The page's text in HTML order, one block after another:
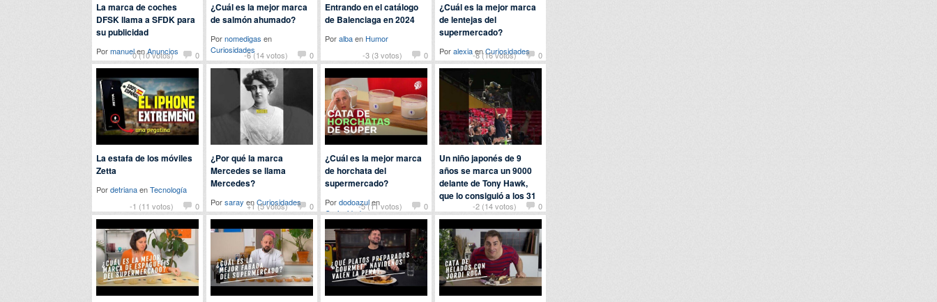
0 (10 votos) 0
La marca de coches
DFSK llama a SFDK para
su publicidad
PormanuelenAnuncios -6 (14 votos) 0
¿Cuál es la mejor marca
de salmón ahumado?
Pornomedigas en
Curiosidades
-3 (3 votos) 0
Entrando en el catálogo
de Balenciaga en 2024
Poralbaen Humor
-8 (16 votos)
0
¿Cuál es la mejor marca
de lentejas del
supermercado?
PoralexiaenCuriosidades
-1 (11 votos) 0
La estafa de los móviles
Zetta
PordetrianaenTecnología
+1 (5 votos)
0
¿Por qué la marca
Mercedes se llama
Mercedes?
Porsaray enCuriosidades -5 (11 votos) 0
¿Cuál es la mejor marca
de horchata del
supermercado?
Pordodoazulen
Curiosidades
-2 (14 votos) 0
Un niño japonés de 9
años se marca un 9000
delante de Tony Hawk,
que lo consiguió a los 31
PorpatatabravaenDeportes